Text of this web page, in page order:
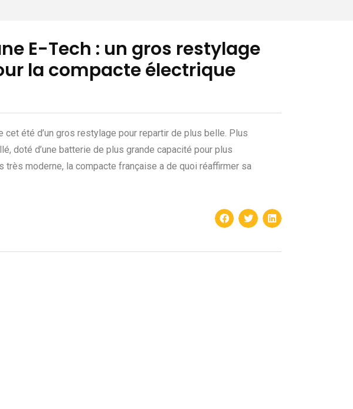
E-Tech : un gros restylage
la compacte électrique
cet été d’un gros restylage pour repartir de plus belle. Plus
doté d’une batterie de plus grande capacité pour plus
très moderne, la compacte française a de quoi réaffirmer sa